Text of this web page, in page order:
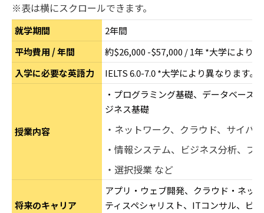
※表は横にスクロールできます。
就学期間
2年間
平均費用 / 年間
約$26,000 -$57,000 / 1年 *大学により
入学に必要な英語力
IELTS 6.0-7.0 *大学により異なります。
授業内容
・プログラミング基礎、データベース
ジネス基礎
・ネットワーク、クラウド、サイバ
・情報システム、ビジネス分析、プ
・選択授業 など
将来のキャリア
アプリ・ウェブ開発、クラウド・ネッ
ティスペシャリスト、ITコンサル、ビ